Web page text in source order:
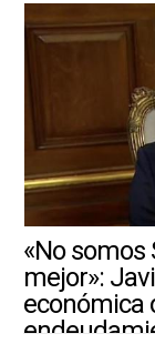
«No somos
mejor»:
económica